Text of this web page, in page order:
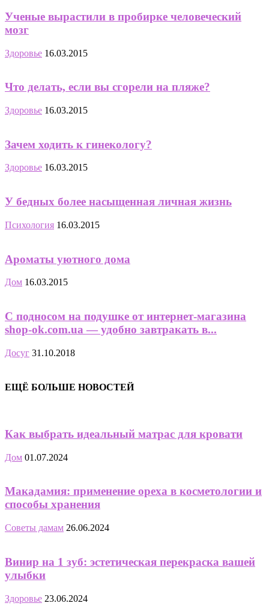
Ученые вырастили в пробирке человеческий
мозг
Здоровье 16.03.2015
Что делать, если вы сгорели на пляже?
Здоровье 16.03.2015
Зачем ходить к гинекологу?
Здоровье 16.03.2015
У бедных более насыщенная личная жизнь
Психология 16.03.2015
Ароматы уютного дома
Дом 16.03.2015
С подносом на подушке от интернет-магазина
shop-ok.com.ua — удобно завтракать в...
Досуг 31.10.2018
ЕЩЁ БОЛЬШЕ НОВОСТЕЙ
Как выбрать идеальный матрас для кровати
Дом 01.07.2024
Макадамия: применение ореха в косметологии и
способы хранения
Советы дамам 26.06.2024
Винир на 1 зуб: эстетическая перекраска вашей
улыбки
Здоровье 23.06.2024